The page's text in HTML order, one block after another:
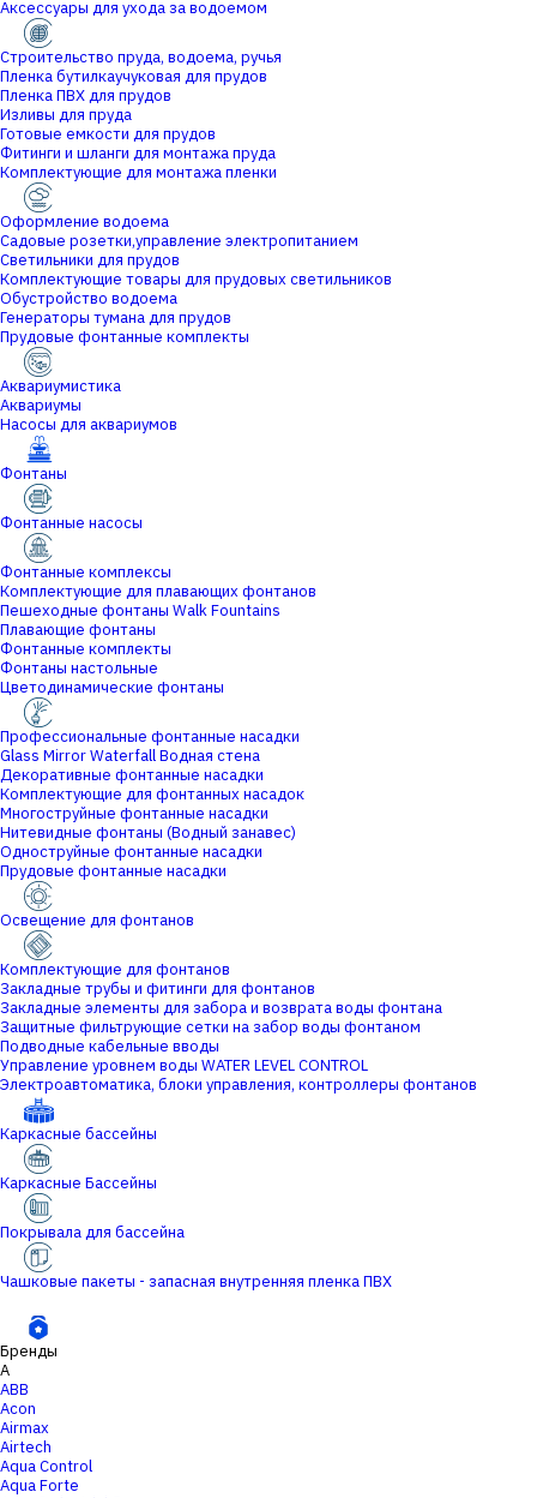
Аксессуары для ухода за водоемом
Строительство пруда, водоема, ручья
Пленка бутилкаучуковая для прудов
Пленка ПВХ для прудов
Изливы для пруда
Готовые емкости для прудов
Фитинги и шланги для монтажа пруда
Комплектующие для монтажа пленки
Оформление водоема
Садовые розетки,управление электропитанием
Светильники для прудов
Комплектующие товары для прудовых светильников
Обустройство водоема
Генераторы тумана для прудов
Прудовые фонтанные комплекты
Аквариумистика
Аквариумы
Насосы для аквариумов
Фонтаны
Фонтанные насосы
Фонтанные комплексы
Комплектующие для плавающих фонтанов
Пешеходные фонтаны Walk Fountains
Плавающие фонтаны
Фонтанные комплекты
Фонтаны настольные
Цветодинамические фонтаны
Профессиональные фонтанные насадки
Glass Mirror Waterfall Водная стена
Декоративные фонтанные насадки
Комплектующие для фонтанных насадок
Многоструйные фонтанные насадки
Нитевидные фонтаны (Водный занавес)
Одноструйные фонтанные насадки
Прудовые фонтанные насадки
Освещение для фонтанов
Комплектующие для фонтанов
Закладные трубы и фитинги для фонтанов
Закладные элементы для забора и возврата воды фонтана
Защитные фильтрующие сетки на забор воды фонтаном
Подводные кабельные вводы
Управление уровнем воды WATER LEVEL CONTROL
Электроавтоматика, блоки управления, контроллеры фонтанов
Каркасные бассейны
Каркасные Бассейны
Покрывала для бассейна
Чашковые пакеты - запасная внутренняя пленка ПВХ
Бренды
A
ABB
Acon
Airmax
Airtech
Aqua Control
Aqua Forte